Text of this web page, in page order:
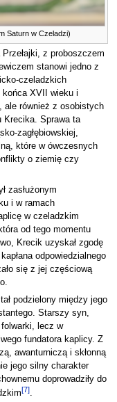
Saturn w Czeladzi)
z proboszczem
stanowi jedno z
czeladzkich
końca XVII wieku i
ale również z osobistych
Krecika. Sprawa ta
zagłębiowskiej,
które w ówczesnych
o ziemię czy
zasłużonym
i w ramach
w czeladzkim
od tego momentu
Krecik uzyskał zgodę
odpowiedzialnego
się z jej częściową
podzielony między jego
Starszy syn,
lecz w
fundatora kaplicy. Z
awanturniczą i skłonną
jego silny charakter
doprowadziły do
[7].